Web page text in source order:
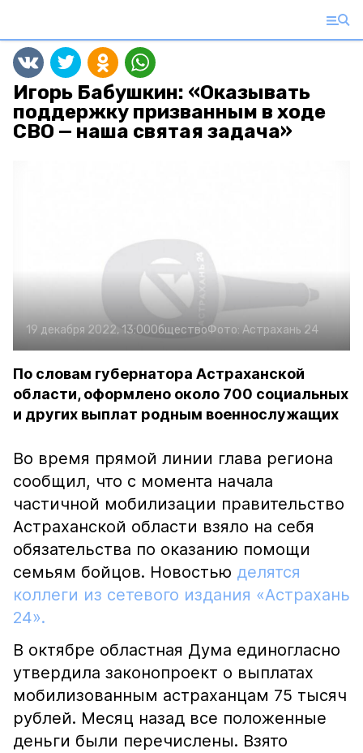
Игорь Бабушкин: «Оказывать
поддержку призванным в ходе
СВО — наша святая задача»
19 декабря 2022, 13:00ОбществоФото: Астрахань 24
По словам губернатора Астраханской
области, оформлено около 700 социальных
и других выплат родным военнослужащих
Во время прямой линии глава региона
сообщил, что с момента начала
частичной мобилизации правительство
Астраханской области взяло на себя
обязательства по оказанию помощи
семьям бойцов. Новостью делятся
коллеги из сетевого издания «Астрахань
24».
В октябре областная Дума единогласно
утвердила законопроект о выплатах
мобилизованным астраханцам 75 тысяч
рублей. Месяц назад все положенные
деньги были перечислены. Взято